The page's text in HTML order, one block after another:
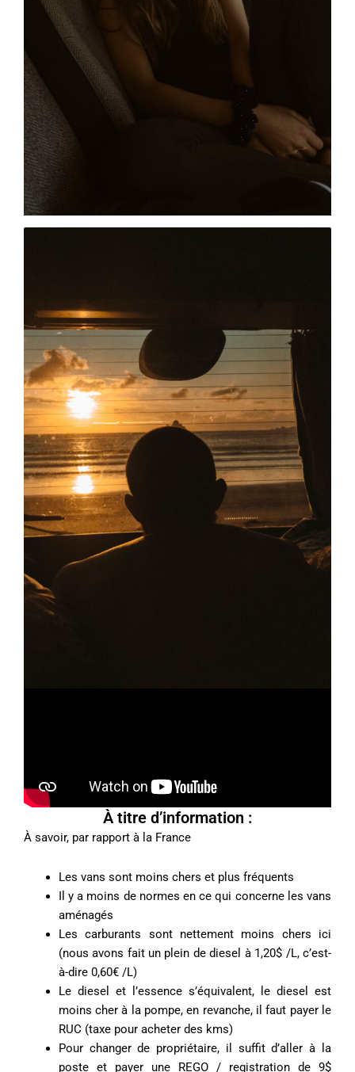
À titre d’information :
À savoir, par rapport à la France
Les vans sont moins chers et plus fréquents
Il y a moins de normes en ce qui concerne les vans
aménagés
Les carburants sont nettement moins chers ici
(nous avons fait un plein de diesel à 1,20$ /L, c’est-
à-dire 0,60€ /L)
Le diesel et l’essence s’équivalent, le diesel est
moins cher à la pompe, en revanche, il faut payer le
RUC (taxe pour acheter des kms)
Pour changer de propriétaire, il suffit d’aller à la
poste et payer une REGO / registration de 9$